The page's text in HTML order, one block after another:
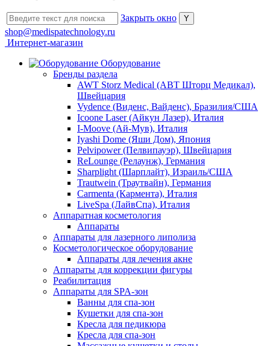
Закрыть окно
shop@medispatechnology.ru
Интернет-магазин
Оборудование
Бренды раздела
AWT Storz Medical (АВТ Шторц Медикал),
Швейцария
Vydence (Виденс, Вайденс), Бразилия/США
Icoone Laser (Айкун Лазер), Италия
I-Moove (Ай-Мув), Италия
Iyashi Dome (Яши Дом), Япония
Pelvipower (Пелвипауэр), Швейцария
ReLounge (Релаунж), Германия
Sharplight (Шарплайт), Израиль/США
Trautwein (Траутвайн), Германия
Carmenta (Кармента), Италия
LiveSpa (ЛайвСпа), Италия
Аппаратная косметология
Аппараты
Аппараты для лазерного липолиза
Косметологическое оборудование
Аппараты для лечения акне
Аппараты для коррекции фигуры
Реабилитация
Аппараты для SPA-зон
Ванны для спа-зон
Кушетки для спа-зон
Кресла для педикюра
Кресла для спа-зон